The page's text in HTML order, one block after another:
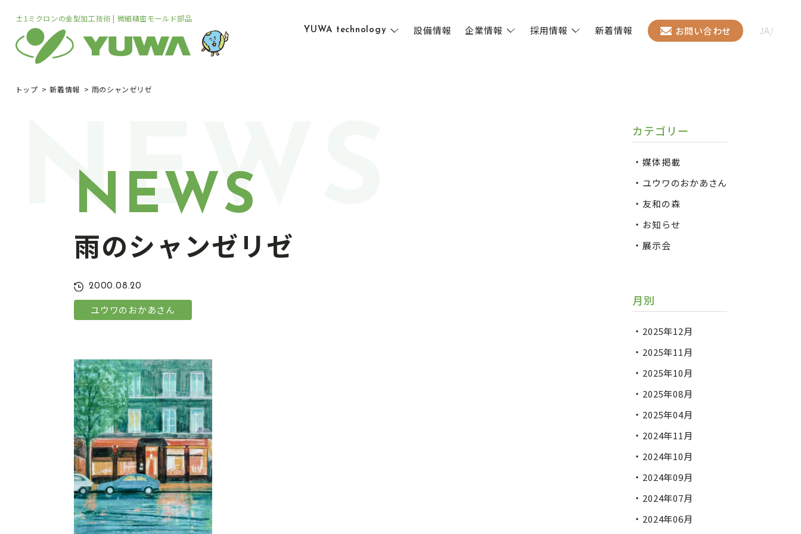
±1ミクロンの金型加工技術 | 微細精密モールド部品
YUWA technology 設備情報 企業情報 採用情報 新着情報 お問い合わせ JA/
トップ 新着情報 雨のシャンゼリゼ
NEWS
NEWS
雨のシャンゼリゼ
2000.08.20
ユウワのおかあさん
カテゴリー
媒体掲載
ユウワのおかあさん
友和の森
お知らせ
展示会
月別
2025年12月
2025年11月
2025年10月
2025年08月
2025年04月
2024年11月
2024年10月
2024年09月
2024年07月
2024年06月